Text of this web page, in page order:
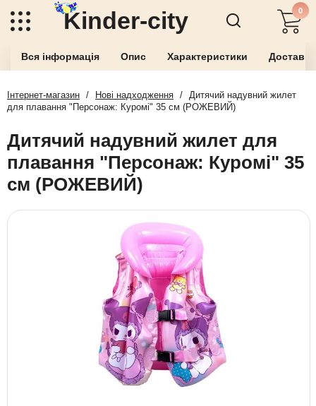
Kinder-city 0
Вся інформація Опис Характеристики
Інтернет-магазин / Нові надходження / Дитячий надувний жилет
для плавання "Персонаж: Куромі" 35 см (РОЖЕВИЙ)
Дитячий надувний жилет для
плавання "Персонаж: Куромі" 35
см (РОЖЕВИЙ)